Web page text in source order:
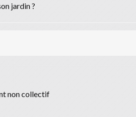
jardin ?
non collectif